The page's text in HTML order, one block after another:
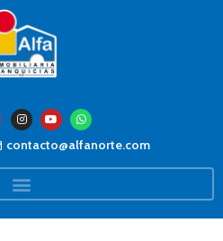
contacto@alfanorte.com